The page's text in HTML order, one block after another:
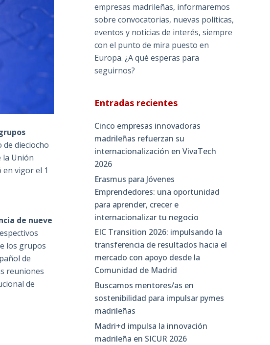
dieciocho
la Unión
en vigor el 1
de nueve
los grupos
de
reuniones
de
empresas madrileñas, informaremos
sobre convocatorias, nuevas políticas,
eventos y noticias de interés, siempre
con el punto de mira puesto en
Europa. ¿A qué esperas para
seguirnos?
Entradas recientes
Cinco empresas innovadoras
madrileñas refuerzan su
internacionalización en VivaTech
2026
Erasmus para Jóvenes
Emprendedores: una oportunidad
para aprender, crecer e
internacionalizar tu negocio
EIC Transition 2026: impulsando la
transferencia de resultados hacia el
mercado con apoyo desde la
Comunidad de Madrid
Buscamos mentores/as en
sostenibilidad para impulsar pymes
madrileñas
Madri+d impulsa la innovación
madrileña en SICUR 2026